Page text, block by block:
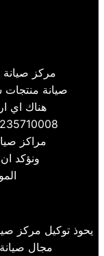
مركز
صيانة
هناك اي
مراكز
ونؤكد
الموضحة
يحوذ توكيل مركز
مجال